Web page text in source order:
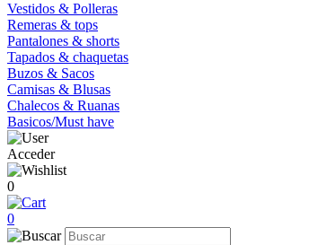
Vestidos & Polleras
Remeras & tops
Pantalones & shorts
Tapados & chaquetas
Buzos & Sacos
Camisas & Blusas
Chalecos & Ruanas
Basicos/Must have
Acceder
0
0